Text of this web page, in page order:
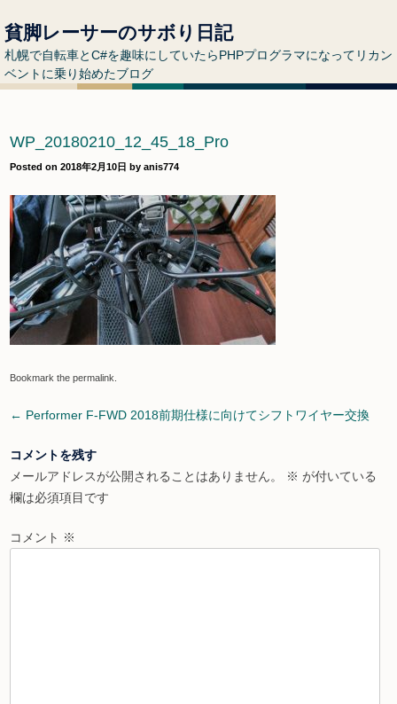
貧脚レーサーのサボり日記
札幌で自転車とC#を趣味にしていたらPHPプログラマになってリカン
ベントに乗り始めたブログ
WP_20180210_12_45_18_Pro
Posted on 2018年2月10日 by anis774
Bookmark the permalink
Post
← Performer F-FWD 2018前期仕様に向けてシフトワイヤー交換
コメントを残す
メールアドレスが公開されることはありません。
※ が付いている
欄は必須項目です
コメント ※